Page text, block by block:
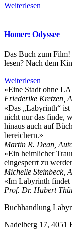
Weiterlesen
Homer: Odyssee
Das Buch zum
lesen? Nach dem
Weiterlesen
«Eine Stadt ohne
Friederike Kretzen,
«Das „Labyrinth“
nicht nur das finde,
hinaus auch auf
bereichern.»
Martin R. Dean,
«Ein heimlicher
eingesperrt zu
Michelle Steinbeck,
«Im Labyrinth findet
Prof. Dr. Hubert
Buchhandlung
Nadelberg 17, 4051